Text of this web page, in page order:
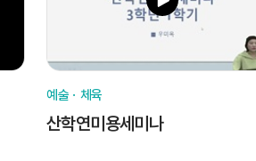
예술ㆍ체육
산학연미용세미나